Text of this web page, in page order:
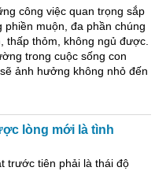
công việc quan trọng sắp
phiền muộn, đa phần chúng
thấp thỏm, không ngủ được.
trong cuộc sống con
ảnh hưởng không nhỏ đến
lòng mới là tình
trước tiên phải là thái độ